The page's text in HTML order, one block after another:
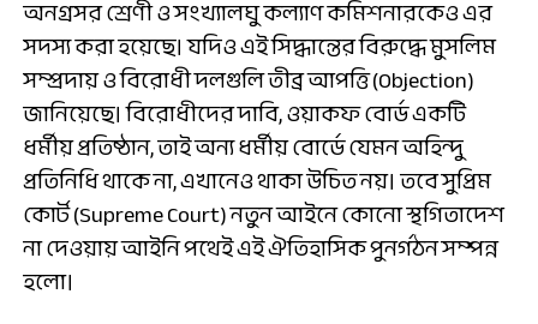
অনগ্রসর শ্রেণী ও সংখ্যালঘু কল্যাণ কমিশনারকেও এর
সদস্য করা হয়েছে। যদিও এই সিদ্ধান্তের বিরুদ্ধে মুসলিম
সম্প্রদায় ও বিরোধী দলগুলি তীব্র আপত্তি (Objection)
জানিয়েছে। বিরোধীদের দাবি, ওয়াকফ বোর্ড একটি
ধর্মীয় প্রতিষ্ঠান, তাই অন্য ধর্মীয় বোর্ডে যেমন অহিন্দু
প্রতিনিধি থাকে না, এখানেও থাকা উচিত নয়। তবে সুপ্রিম
কোর্ট (Supreme Court) নতুন আইনে কোনো স্থগিতাদেশ
না দেওয়ায় আইনি পথেই এই ঐতিহাসিক পুনর্গঠন সম্পন্ন
হলো।